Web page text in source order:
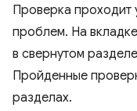
Проверка проходит
проблем. На вкладке
в свернутом разделе
Пройденные
разделах.